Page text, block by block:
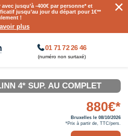
avec jusqu’à-400€ par personne* et
jusqu’au jour du départ pour 1€**
!
plus
×
01 71 72 26 46
(numéro non surtaxé)
4* SUP. AU COMPLET
880€*
Bruxelles le 08/10/2026
*Prix à partir de, TTC/pers.